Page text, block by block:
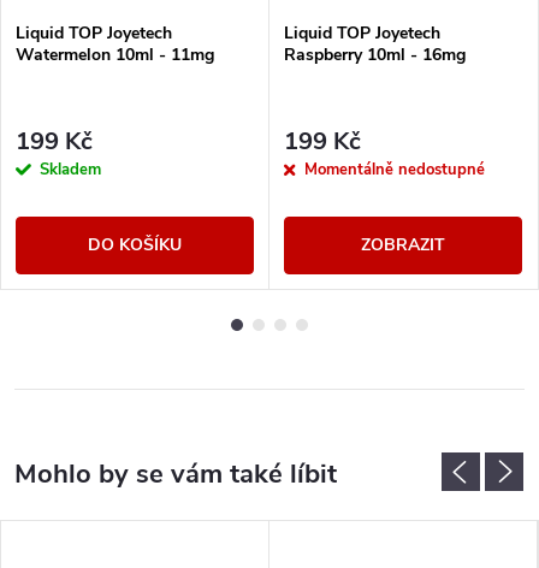
Liquid TOP Joyetech
Watermelon 10ml - 11mg
199 Kč
Skladem
DO KOŠÍKU
Liquid TOP Joyetech
Raspberry 10ml - 16mg
199 Kč
Momentálně nedostupné
ZOBRAZIT